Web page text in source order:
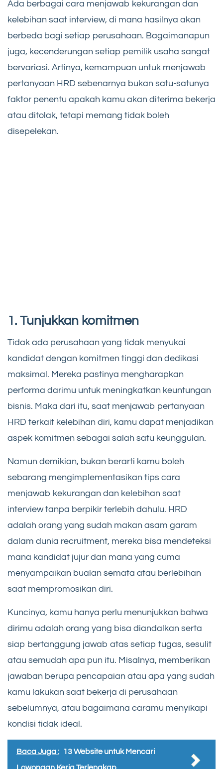
Ada berbagai cara menjawab kekurangan dan
kelebihan saat interview, di mana hasilnya akan
berbeda bagi setiap perusahaan. Bagaimanapun
juga, kecenderungan setiap pemilik usaha sangat
bervariasi. Artinya, kemampuan untuk menjawab
pertanyaan HRD sebenarnya bukan satu-satunya
faktor penentu apakah kamu akan diterima bekerja
atau ditolak, tetapi memang tidak boleh
disepelekan.
1. Tunjukkan komitmen
Tidak ada perusahaan yang tidak menyukai
kandidat dengan komitmen tinggi dan dedikasi
maksimal. Mereka pastinya mengharapkan
performa darimu untuk meningkatkan keuntungan
bisnis. Maka dari itu, saat menjawab pertanyaan
HRD terkait kelebihan diri, kamu dapat menjadikan
aspek komitmen sebagai salah satu keunggulan.
Namun demikian, bukan berarti kamu boleh
sebarang mengimplementasikan tips cara
menjawab kekurangan dan kelebihan saat
interview tanpa berpikir terlebih dahulu. HRD
adalah orang yang sudah makan asam garam
dalam dunia recruitment, mereka bisa mendeteksi
mana kandidat jujur dan mana yang cuma
menyampaikan bualan semata atau berlebihan
saat mempromosikan diri.
Kuncinya, kamu hanya perlu menunjukkan bahwa
dirimu adalah orang yang bisa diandalkan serta
siap bertanggung jawab atas setiap tugas, sesulit
atau semudah apa pun itu. Misalnya, memberikan
jawaban berupa pencapaian atau apa yang sudah
kamu lakukan saat bekerja di perusahaan
sebelumnya, atau bagaimana caramu menyikapi
kondisi tidak ideal.
Baca Juga :
13 Website untuk Mencari
Lowongan Kerja Terlengkap